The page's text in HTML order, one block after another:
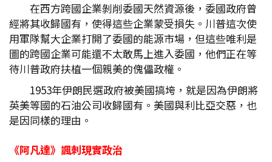
在西方跨國企業剝削委國天然資源後，委國政府曾
經將其收歸國有，使得這些企業蒙受損失。川普這次使
用軍隊幫大企業打開了委國的能源市場，但這些唯利是
圖的跨國企業可能還不太敢馬上進入委國，他們正在等
待川普政府扶植一個親美的傀儡政權。
1953年伊朗民選政府被美國搞垮，就是因為伊朗將
英美等國的石油公司收歸國有。美國與利比亞交惡，也
是因同樣的理由。
《阿凡達》諷刺現實政治